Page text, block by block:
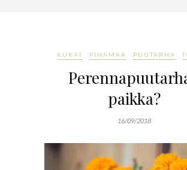
KUKAT PIHAMAA PUUTARHA
paikka?
16/09/2018